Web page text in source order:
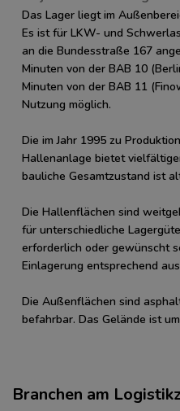
Das Lager liegt im
Es ist für LKW- und
an die Bundesstraße 167
Minuten von der BAB 10
Minuten von der BAB 11
Nutzung möglich.
Die im Jahr 1995 zu
Hallenanlage bietet
bauliche Gesamtzustand ist
Die Hallenflächen sind
für unterschiedliche
erforderlich oder gewünscht
Einlagerung entsprechend
Die Außenflächen sind
befahrbar. Das Gelände ist
Branchen am